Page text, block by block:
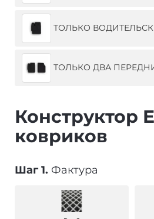
ТОЛЬКО
ТОЛЬКО ДВА
Конструктор
ковриков
Шаг 1. Фактура